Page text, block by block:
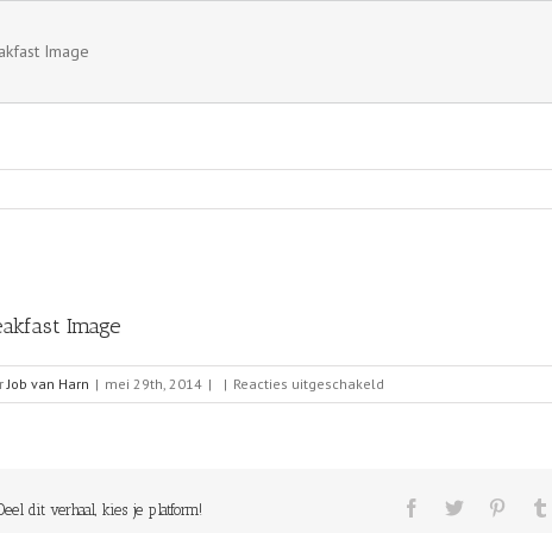
Image
Image
Job van Harn | mei 29th, 2014 | | Reacties uitgeschakeld
Breakfast
dit verhaal, kies je platform!